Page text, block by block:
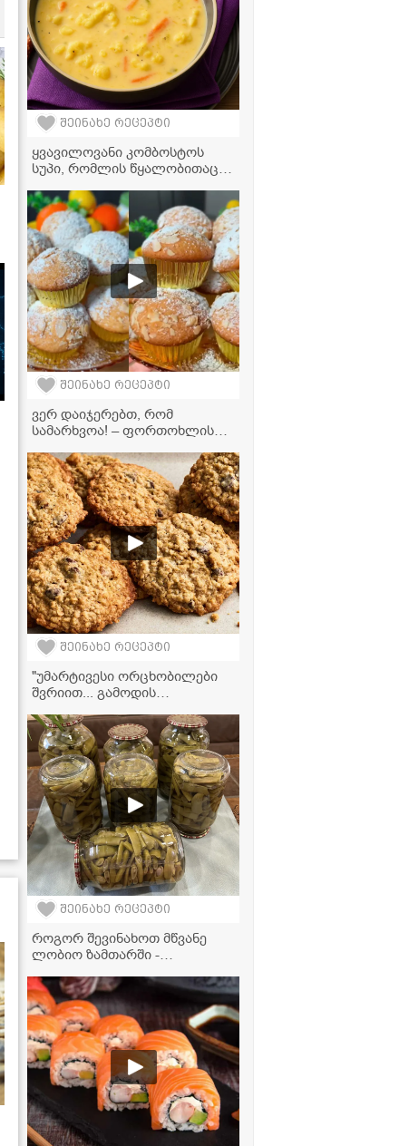
შეინახე რეცეპტი
ყვავილოვანი კომბოსტოს
სუპი, რომლის წყალობითაც
შეინახე რეცეპტი
ვერ დაიჯერებთ, რომ
სამარხვოა! – ფორთოხლის
დნება
შეინახე რეცეპტი
"უმარტივესი ორცხობილები
შვრიით... გამოდის
ვიდეორეცეპტი
შეინახე რეცეპტი
როგორ შევინახოთ მწვანე
ლობიო ზამთარში -